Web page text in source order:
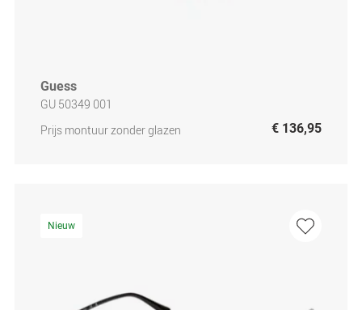
Guess
GU 50349 001
Prijs montuur zonder glazen
€ 136,95
Nieuw